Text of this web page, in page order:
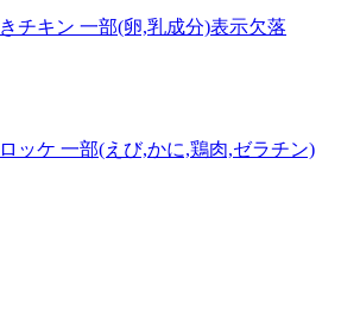
チキン 一部(卵,乳成分)表示欠落
ッケ 一部(えび,かに,鶏肉,ゼラチン)